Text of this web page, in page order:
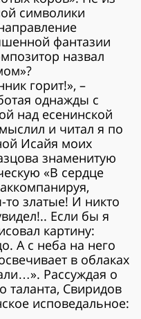
символики
фантазии
назвал
горит!», –
однажды с
над есенинской
и читал я по
Исайя моих
знаменитую
«В сердце
златые! И никто
Если бы я
картину:
А с неба на него
в облаках
Рассуждая о
таланта, Свиридов
исповедальное: